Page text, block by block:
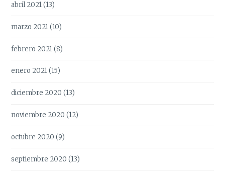
abril 2021(13)
marzo 2021(10)
febrero 2021(8)
enero 2021(15)
diciembre 2020 (13)
noviembre 2020 (12)
octubre 2020 (9)
septiembre 2020 (13)